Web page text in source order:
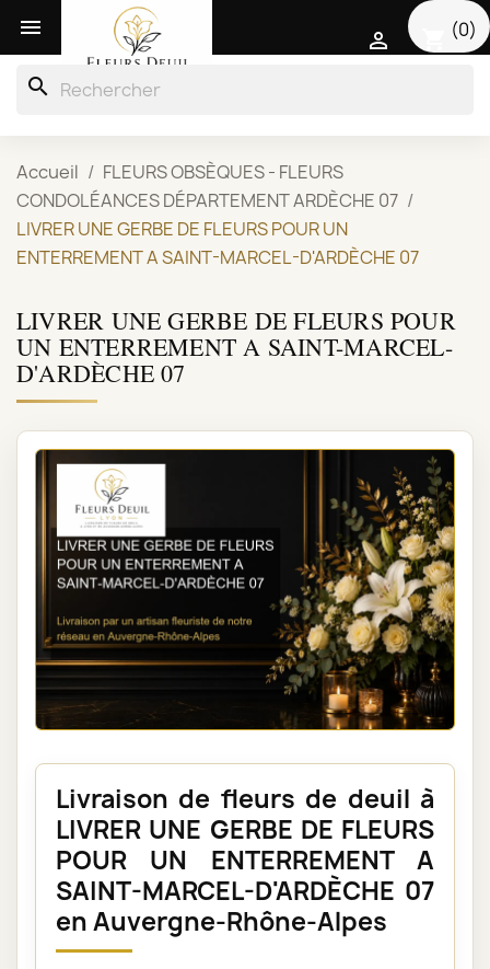
 (0)

search
Accueil
FLEURS OBSÈQUES - FLEURS
CONDOLÉANCES DÉPARTEMENT ARDÈCHE 07
LIVRER UNE GERBE DE FLEURS POUR UN
ENTERREMENT A SAINT-MARCEL-D'ARDÈCHE 07
LIVRER UNE GERBE DE FLEURS POUR
UN ENTERREMENT A SAINT-MARCEL-
D'ARDÈCHE 07
Livraison de fleurs de deuil à
LIVRER UNE GERBE DE FLEURS
POUR UN ENTERREMENT A
SAINT-MARCEL-D'ARDÈCHE 07
en Auvergne-Rhône-Alpes